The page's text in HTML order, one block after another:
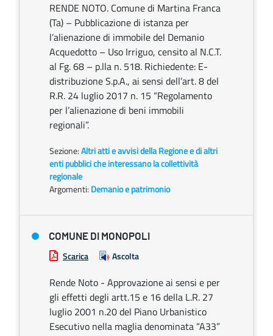
RENDE NOTO. Comune di Martina Franca
(Ta) – Pubblicazione di istanza per
l’alienazione di immobile del Demanio
Acquedotto – Uso Irriguo, censito al N.C.T.
al Fg. 68 – p.lla n. 518. Richiedente: E-
distribuzione S.p.A., ai sensi dell’art. 8 del
R.R. 24 luglio 2017 n. 15 “Regolamento
per l’alienazione di beni immobili
regionali”.
Sezione:Altri atti e avvisi della Regione e di altri
enti pubblici che interessano la collettività
regionale
Argomenti: Demanio e patrimonio
COMUNE DI MONOPOLI
Scarica Ascolta
Rende Noto - Approvazione ai sensi e per
gli effetti degli artt.15 e 16 della L.R. 27
luglio 2001 n.20 del Piano Urbanistico
Esecutivo nella maglia denominata “A33”